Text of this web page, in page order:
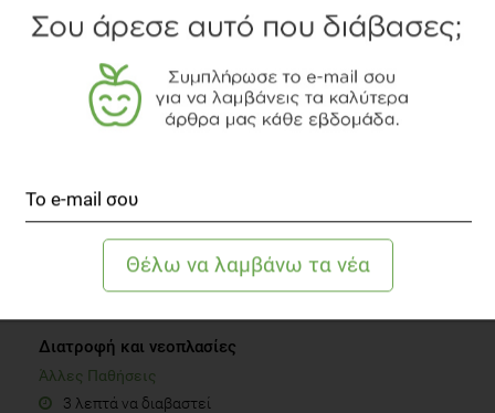
Συστάσεις Διατροφής
2 λεπτά να διαβαστεί
Διατροφή και νεοπλασίες
Άλλες Παθήσεις
3 λεπτά να διαβαστεί